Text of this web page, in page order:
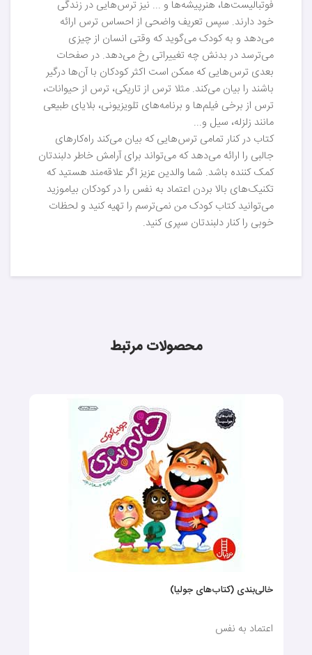
فوتبالیست‌ها، هنرپیشه‌ها و ... نیز ترس‌هایی در زندگی
خود دارند. سپس تعریف واضحی از احساس ترس ارائه
می‌دهد و به کودک می‌گوید که وقتی انسان از چیزی
می‌ترسد در بدنش چه تغییراتی رخ می‌دهد. در صفحات
بعدی ترس‌هایی که ممکن است اکثر کودکان با آن‌ها درگیر
باشند را بیان می‌کند. مثلا ترس از تاریکی، ترس از حیوانات،
ترس از برخی فیلم‌ها و برنامه‌های تلویزیونی، بلایای طبیعی
مانند زلزله، سیل و...
کتاب در کنار تمامی ترس‌هایی که بیان می‌کند راه‌کارهای
جالبی را ارائه می‌دهد که می‌تواند برای آرامش خاطر دلبندتان
کمک کننده باشد. شما والدین عزیز اگر علاقه‌مند هستید که
تکنیک‌های بالا بردن اعتماد به نفس را در کودکان بیاموزید
می‌توانید کتاب کودک من نمی‌ترسم را تهیه کنید و لحظات
خوبی را کنار دلبندتان سپری کنید.
محصولات مرتبط
خالی‌بندی (کتاب‌های جولیا)
اعتماد به نفس